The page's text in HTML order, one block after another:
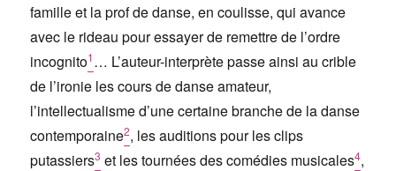
famille et la prof de danse, en coulisse, qui avance
avec le rideau pour essayer de remettre de l’ordre
incognito1… L’auteur-interprète passe ainsi au crible
de l’ironie les cours de danse amateur,
l’intellectualisme d’une certaine branche de la danse
contemporaine2, les auditions pour les clips
putassiers3 et les tournées des comédies musicales4,